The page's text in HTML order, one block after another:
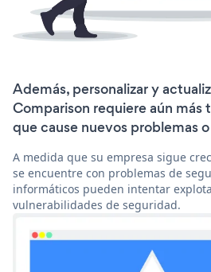
Además, personalizar y
Comparison requiere aún más
que cause nuevos problemas
A medida que su empresa sigue
se encuentre con problemas de
informáticos pueden intentar
vulnerabilidades de seguridad.